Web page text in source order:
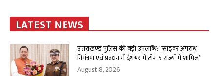
LATEST NEWS
उत्तराखण्ड पुलिस की बड़ी उपलब्धि: “साइबर अपराध
नियंत्रण एवं प्रबंधन में देशभर में टॉप-5 राज्यों में शामिल”
August 8, 2026